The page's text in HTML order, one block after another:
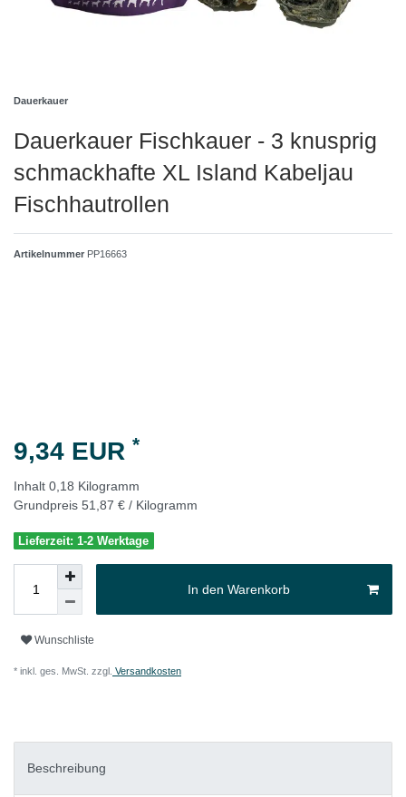
Dauerkauer
Dauerkauer Fischkauer - 3 knusprig
schmackhafte XL Island Kabeljau
Fischhautrollen
Artikelnummer PP16663
9,34 EUR *
Inhalt 0,18 Kilogramm
Grundpreis 51,87 € / Kilogramm
Lieferzeit: 1-2 Werktage
In den Warenkorb
Wunschliste
* inkl. ges. MwSt. zzgl. Versandkosten
Beschreibung